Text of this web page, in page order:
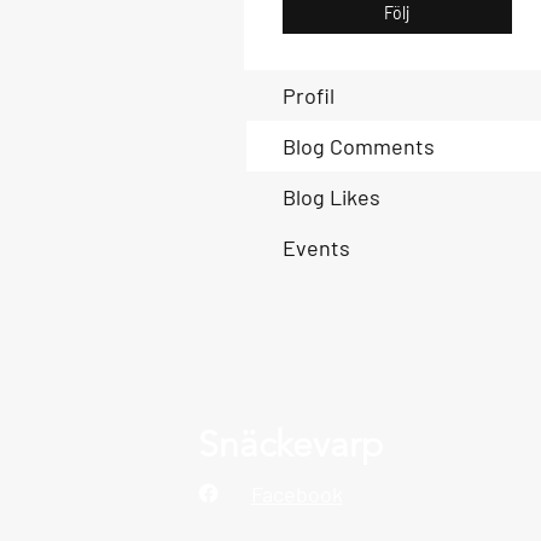
Följ
Profil
Blog Comments
Blog Likes
Events